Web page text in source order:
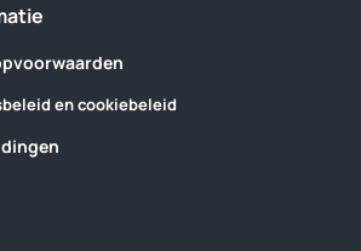
en cookiebeleid